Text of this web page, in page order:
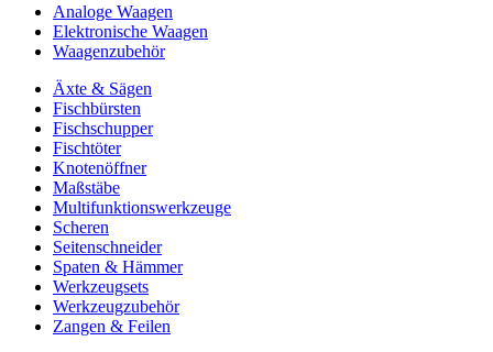
Analoge Waagen
Elektronische Waagen
Waagenzubehör
Äxte & Sägen
Fischbürsten
Fischschupper
Fischtöter
Knotenöffner
Maßstäbe
Multifunktionswerkzeuge
Scheren
Seitenschneider
Spaten & Hämmer
Werkzeugsets
Werkzeugzubehör
Zangen & Feilen